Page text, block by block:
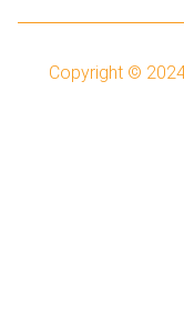
Copyright ©